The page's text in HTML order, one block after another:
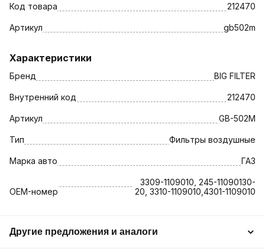
Код товара 212470
Артикул gb502m
Характеристики
Бренд BIG FILTER
Внутренний код 212470
Артикул GB-502M
Тип Фильтры воздушные
Марка авто ГАЗ
OEM-номер
3309-1109010, 245-11090130-
20, 3310-1109010,4301-1109010
Другие предложения и аналоги